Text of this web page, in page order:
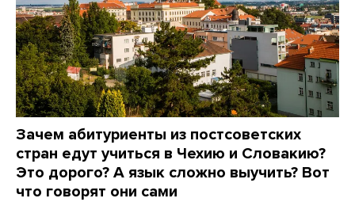
Зачем абитуриенты из постсоветских
стран едут учиться в Чехию и Словакию?
Это дорого? А язык сложно выучить? Вот
что говорят они сами